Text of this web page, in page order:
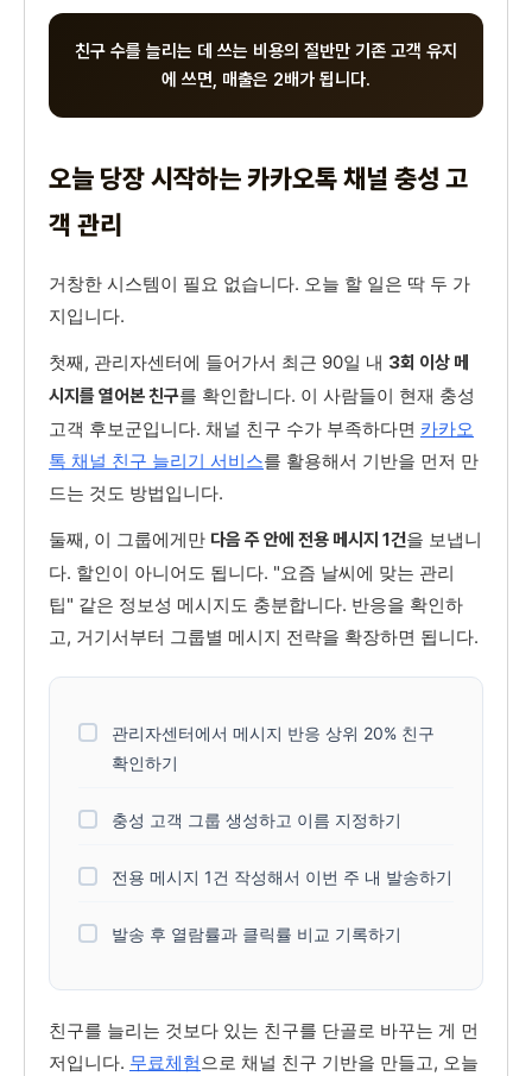
친구 수를 늘리는 데 쓰는 비용의 절반만 기존 고객 유지
에 쓰면, 매출은 2배가 됩니다.
오늘 당장 시작하는 카카오톡 채널 충성 고
객 관리
거창한 시스템이 필요 없습니다. 오늘 할 일은 딱 두 가
지입니다.
첫째, 관리자센터에 들어가서 최근 90일 내 3회 이상 메
시지를 열어본 친구를 확인합니다. 이 사람들이 현재 충성
고객 후보군입니다. 채널 친구 수가 부족하다면 카카오
톡 채널 친구 늘리기 서비스를 활용해서 기반을 먼저 만
드는 것도 방법입니다.
둘째, 이 그룹에게만 다음 주 안에 전용 메시지 1건을 보냅니
다. 할인이 아니어도 됩니다. "요즘 날씨에 맞는 관리
팁" 같은 정보성 메시지도 충분합니다. 반응을 확인하
고, 거기서부터 그룹별 메시지 전략을 확장하면 됩니다.
관리자센터에서 메시지 반응 상위 20% 친구
확인하기
충성 고객 그룹 생성하고 이름 지정하기
전용 메시지 1건 작성해서 이번 주 내 발송하기
발송 후 열람률과 클릭률 비교 기록하기
친구를 늘리는 것보다 있는 친구를 단골로 바꾸는 게 먼
저입니다. 무료체험으로 채널 친구 기반을 만들고, 오늘